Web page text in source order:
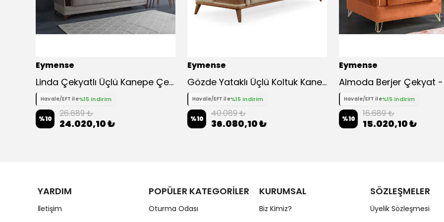
Eymense
Linda Çekyatlı Üçlü Kanepe Çekyat - Gri
Havale/EFT ile%15 indirim
%10 26.689 ₺
24.020,10 ₺
Eymense
Gözde Yataklı Üçlü Koltuk Kanepe
Havale/EFT ile%15 indirim
%10 40.089 ₺
36.080,10 ₺
Eymense
Havale/EFT ile%15 indirim
%10 16.689 ₺
15.020,10 ₺
YARDIM
İletişim
POPÜLER KATEGORİLER
Oturma Odası
KURUMSAL
Biz Kimiz?
SÖZLEŞMELER
Üyelik Sözleşmesi